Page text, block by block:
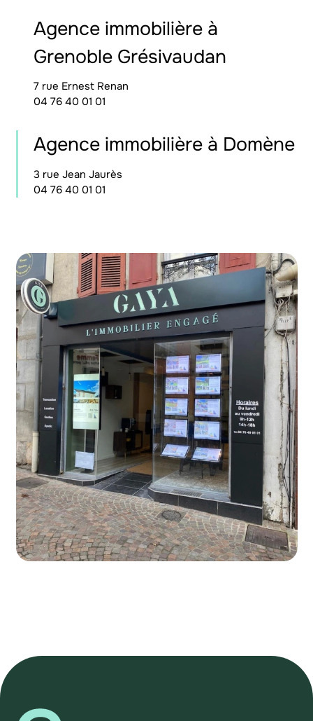
Agence immobilière à
Grenoble Grésivaudan
7 rue Ernest Renan
04 76 40 01 01
Agence immobilière à Domène
3 rue Jean Jaurès
04 76 40 01 01